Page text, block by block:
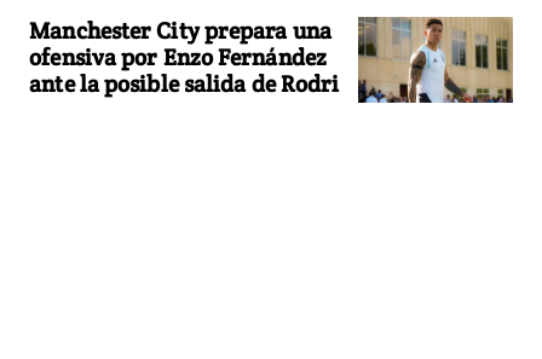
Manchester City prepara una
ofensiva por Enzo Fernández
ante la posible salida de Rodri